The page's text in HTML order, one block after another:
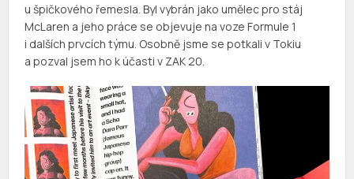
u špičkového řemesla. Byl vybrán jako umělec pro stáj
McLaren a jeho práce se objevuje na voze Formule 1
i dalších prvcích týmu. Osobně jsme se potkali v Tokiu
a pozval jsem ho k účasti v ZAK 20.